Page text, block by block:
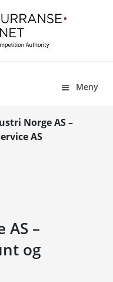
Meny
Norge AS –
AS
AS –
og